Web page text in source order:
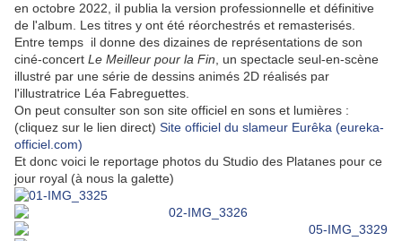
en octobre 2022, il publia la version professionnelle et définitive
de l'album . Les titres y ont été réorchestrés et remasterisés.
Entre temps il donne des dizaines de représentations de son
ciné-concert Le Meilleur pour la Fin , un spectacle seul-en-scène
illustré par une série de dessins animés 2D réalisés par
l'illustratrice Léa Fabreguettes.
On peut consulter son son site officiel en sons et lumières :
(cliquez sur le lien direct) Site officiel du slameur Eurêka (eureka-
officiel.com)
Et donc voici le reportage photos du Studio des Platanes pour ce
jour royal (à nous la galette)